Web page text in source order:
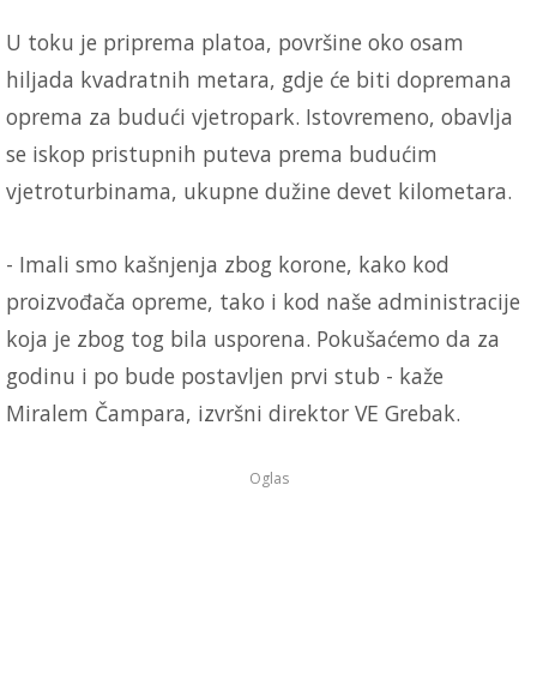
U toku je priprema platoa, površine oko osam
hiljada kvadratnih metara, gdje će biti dopremana
oprema za budući vjetropark. Istovremeno, obavlja
se iskop pristupnih puteva prema budućim
vjetroturbinama, ukupne dužine devet kilometara.
- Imali smo kašnjenja zbog korone, kako kod
proizvođača opreme, tako i kod naše administracije
koja je zbog tog bila usporena. Pokušaćemo da za
godinu i po bude postavljen prvi stub - kaže
Miralem Čampara, izvršni direktor VE Grebak.
Oglas